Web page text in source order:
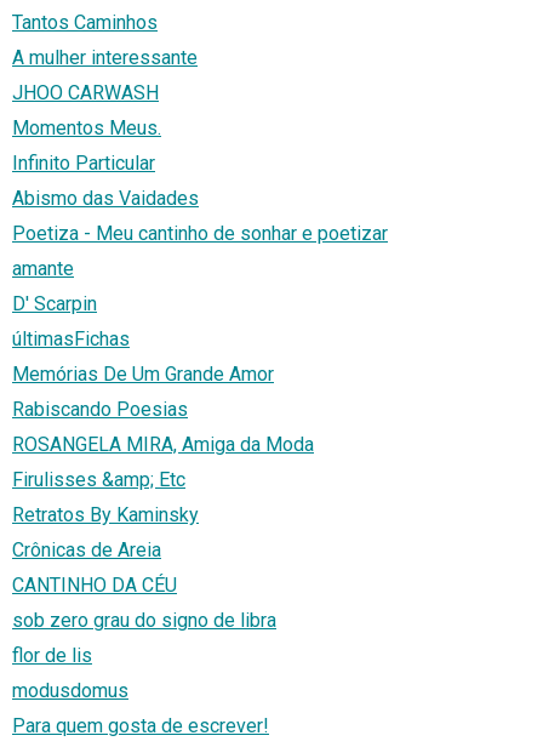
Tantos Caminhos
A mulher interessante
JHOO CARWASH
Momentos Meus.
Infinito Particular
Abismo das Vaidades
Poetiza - Meu cantinho de sonhar e poetizar
amante
D' Scarpin
últimasFichas
Memórias De Um Grande Amor
Rabiscando Poesias
ROSANGELA MIRA, Amiga da Moda
Firulisses &amp; Etc
Retratos By Kaminsky
Crônicas de Areia
CANTINHO DA CÉU
sob zero grau do signo de libra
flor de lis
modusdomus
Para quem gosta de escrever!